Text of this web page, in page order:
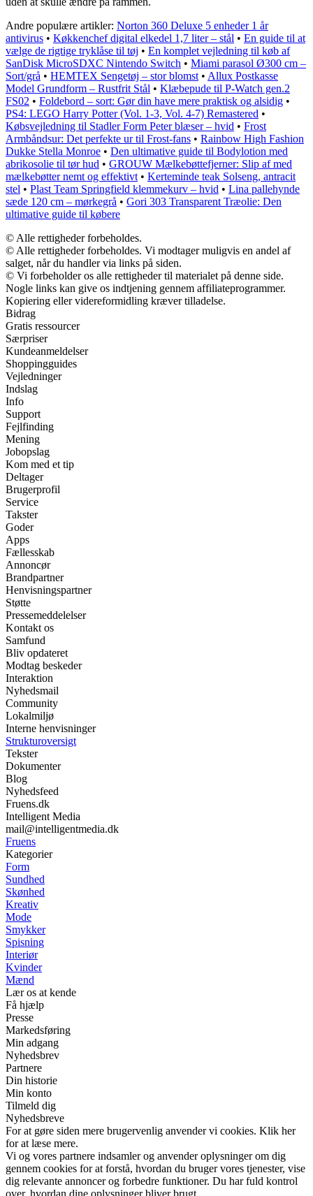
Andre populære artikler: Norton 360 Deluxe 5 enheder 1 år
antivirus • Køkkenchef digital elkedel 1,7 liter – stål • En guide til at
vælge de rigtige tryklåse til tøj • En komplet vejledning til køb af
SanDisk MicroSDXC Nintendo Switch • Miami parasol Ø300 cm –
Sort/grå • HEMTEX Sengetøj – stor blomst • Allux Postkasse
Model Grundform – Rustfrit Stål • Klæbepude til P-Watch gen.2
FS02 • Foldebord – sort: Gør din have mere praktisk og alsidig •
PS4: LEGO Harry Potter (Vol. 1-3, Vol. 4-7) Remastered •
Købsvejledning til Stadler Form Peter blæser – hvid • Frost
Armbåndsur: Det perfekte ur til Frost-fans • Rainbow High Fashion
Dukke Stella Monroe • Den ultimative guide til Bodylotion med
abrikosolie til tør hud • GROUW Mælkebøttefjerner: Slip af med
mælkebøtter nemt og effektivt • Kerteminde teak Solseng, antracit
stel • Plast Team Springfield klemmekurv – hvid • Lina pallehynde
sæde 120 cm – mørkegrå • Gori 303 Transparent Træolie: Den
ultimative guide til købere
© Alle rettigheder forbeholdes.
© Alle rettigheder forbeholdes. Vi modtager muligvis en andel af
salget, når du handler via links på siden.
© Vi forbeholder os alle rettigheder til materialet på denne side.
Nogle links kan give os indtjening gennem affiliateprogrammer.
Kopiering eller videreformidling kræver tilladelse.
Bidrag
Gratis ressourcer
Særpriser
Kundeanmeldelser
Shoppingguides
Vejledninger
Indslag
Info
Support
Fejlfinding
Mening
Jobopslag
Kom med et tip
Deltager
Brugerprofil
Service
Takster
Goder
Apps
Fællesskab
Annoncør
Brandpartner
Henvisningspartner
Støtte
Pressemeddelelser
Kontakt os
Samfund
Bliv opdateret
Modtag beskeder
Interaktion
Nyhedsmail
Community
Lokalmiljø
Interne henvisninger
Strukturoversigt
Tekster
Dokumenter
Blog
Nyhedsfeed
Fruens.dk
Intelligent Media
mail@intelligentmedia.dk
Fruens
Kategorier
Form
Sundhed
Skønhed
Kreativ
Mode
Smykker
Spisning
Interiør
Kvinder
Mænd
Lær os at kende
Få hjælp
Presse
Markedsføring
Min adgang
Nyhedsbrev
Partnere
Din historie
Min konto
Tilmeld dig
Nyhedsbreve
For at gøre siden mere brugervenlig anvender vi cookies. Klik her
for at læse mere.
Vi og vores partnere indsamler og anvender oplysninger om dig
gennem cookies for at forstå, hvordan du bruger vores tjenester, vise
dig relevante annoncer og forbedre funktioner. Du har fuld kontrol
over, hvordan dine oplysninger bliver brugt